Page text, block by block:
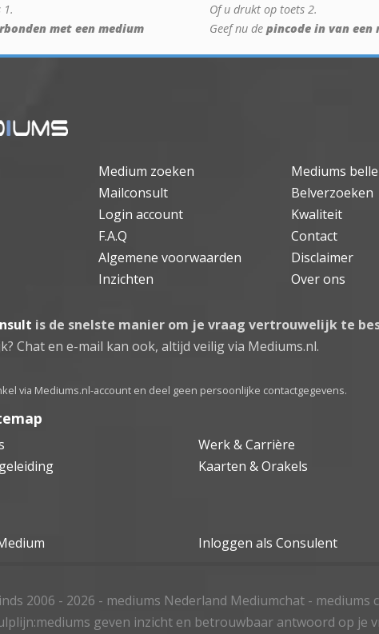
1.
met een medium
Of u drukt op toets 2.
Geef nu de pincode in van een
Medium zoeken
Mediums
Mailconsult
Belverzoeken
Login account
Kwaliteit
F.A.Q
Contact
Algemene voorwaarden
Disclaimer
Inzichten Over ons
is de snelste manier om je vraag vertrouwelijk te
Chat en e-mail kan ook, altijd veilig via Mediums.nl.
via Mediums.nl-account en deel geen persoonlijke contactgegevens.
Werk & Carrière
Kaarten & Orakels
Inloggen als Consulent
2006 - 2026 - mediums Nederland Mediumchat -
geven inzicht en betrouwbaar antwoord op je